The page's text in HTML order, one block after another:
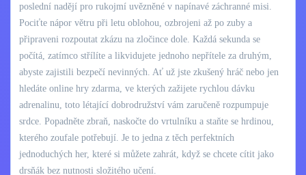
poslední nadějí pro rukojmí uvězněné v napínavé záchranné misi.
Pociťte nápor větru při letu oblohou, ozbrojeni až po zuby a
připraveni rozpoutat zkázu na zločince dole. Každá sekunda se
počítá, zatímco střílíte a likvidujete jednoho nepřítele za druhým,
abyste zajistili bezpečí nevinných. Ať už jste zkušený hráč nebo jen
hledáte online hry zdarma, ve kterých zažijete rychlou dávku
adrenalinu, toto létající dobrodružství vám zaručeně rozpumpuje
srdce. Popadněte zbraň, naskočte do vrtulníku a staňte se hrdinou,
kterého zoufale potřebují. Je to jedna z těch perfektních
jednoduchých her, které si můžete zahrát, když se chcete cítit jako
drsňák bez nutnosti složitého učení.